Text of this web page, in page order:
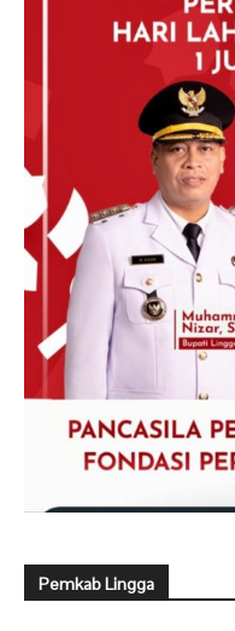
Pemkab Lingga